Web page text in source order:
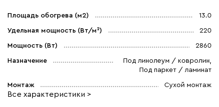
Площадь обогрева (м2) 13.0
Удельная мощность (Вт/м²) 220
Мощность (Вт) 2860
Назначение
Под линолеум / ковролин,
Под паркет / ламинат
Монтаж Сухой монтаж
Все характеристики >